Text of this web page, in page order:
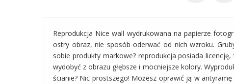
Reprodukcja Nice wall wydrukowana na papierze
ostry obraz, nie sposób oderwać od nich wzroku.
sobie produkty markowe? reprodukcja posiada
wydobyć z obrazu głębsze i mocniejsze kolory.
ścianie? Nic prostszego! Możesz oprawić ją w